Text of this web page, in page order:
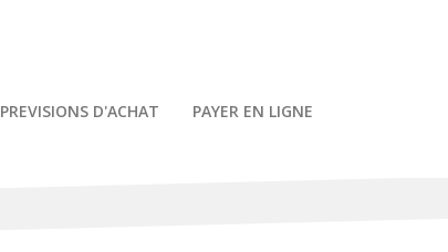
PREVISIONS D'ACHAT PAYER EN LIGNE